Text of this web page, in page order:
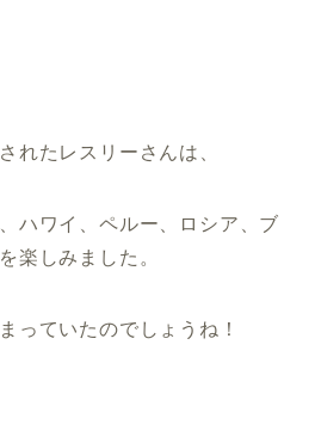
れたレスリーさんは、
ハワイ、ペルー、ロシア、ブ
楽しみました。
っていたのでしょうね！